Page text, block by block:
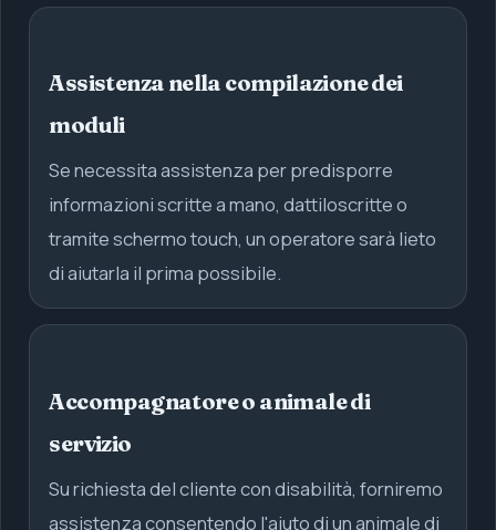
Assistenza nella compilazione dei
moduli
Se necessita assistenza per predisporre
informazioni scritte a mano, dattiloscritte o
tramite schermo touch, un operatore sarà lieto
di aiutarla il prima possibile.
Accompagnatore o animale di
servizio
Su richiesta del cliente con disabilità, forniremo
assistenza consentendo l'aiuto di un animale di